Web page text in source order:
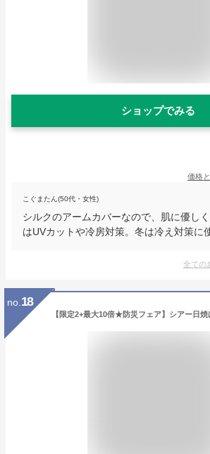
ショップでみる
価格
こぐまたん(50代・女性)
シルクのアームカバーなので、肌に優し
はUVカットや冷房対策。冬は冷え対策に
全ての
no. 18